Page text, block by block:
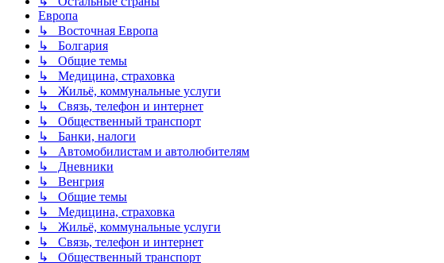
Европа
↳ Восточная Европа
↳ Болгария
↳ Общие темы
↳ Медицина, страховка
↳ Жильё, коммунальные услуги
↳ Связь, телефон и интернет
↳ Общественный транспорт
↳ Банки, налоги
↳ Автомобилистам и автолюбителям
↳ Дневники
↳ Венгрия
↳ Общие темы
↳ Медицина, страховка
↳ Жильё, коммунальные услуги
↳ Связь, телефон и интернет
↳ Общественный транспорт